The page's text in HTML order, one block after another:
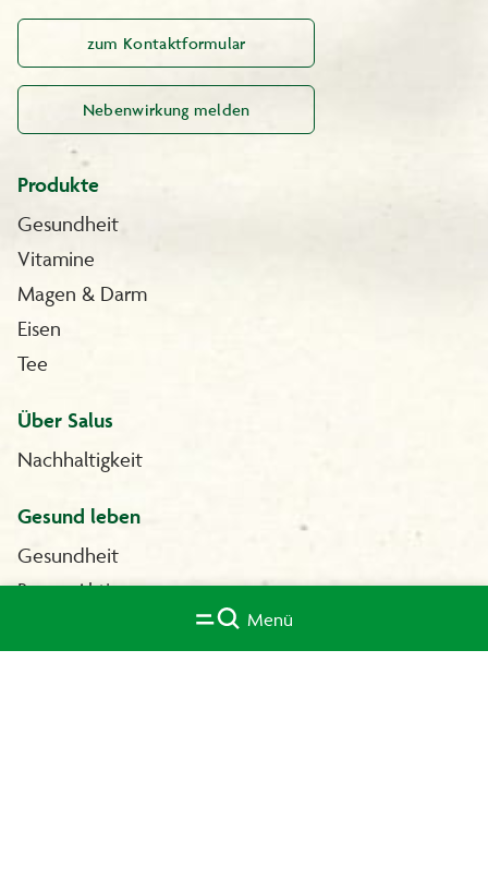
zum Kontaktformular
Nebenwirkung melden
Produkte
Gesundheit
Vitamine
Magen & Darm
Eisen
Tee
Über Salus
Nachhaltigkeit
Gesund leben
Gesundheit
Basen-Aktiv
Leber & Galle
Menü